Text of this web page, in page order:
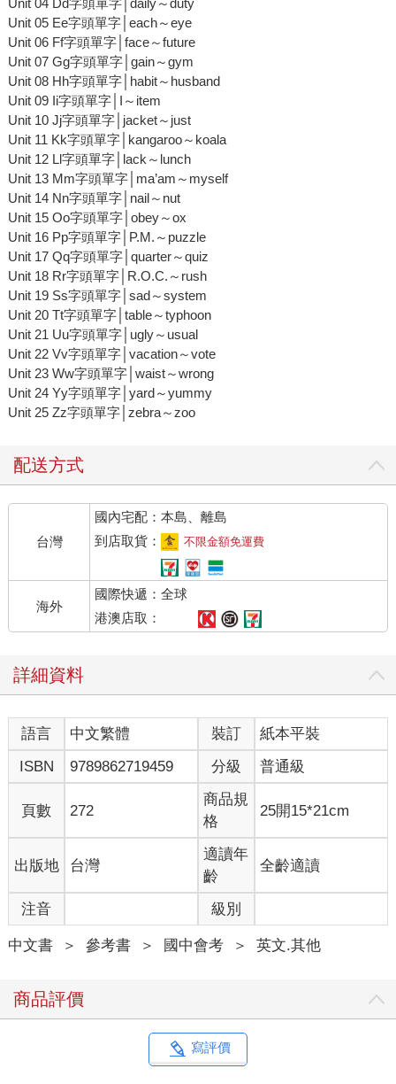
Unit 04 Dd字頭單字│daily～duty
Unit 05 Ee字頭單字│each～eye
Unit 06 Ff字頭單字│face～future
Unit 07 Gg字頭單字│gain～gym
Unit 08 Hh字頭單字│habit～husband
Unit 09 Ii字頭單字│I～item
Unit 10 Jj字頭單字│jacket～just
Unit 11 Kk字頭單字│kangaroo～koala
Unit 12 Ll字頭單字│lack～lunch
Unit 13 Mm字頭單字│ma’am～myself
Unit 14 Nn字頭單字│nail～nut
Unit 15 Oo字頭單字│obey～ox
Unit 16 Pp字頭單字│P.M.～puzzle
Unit 17 Qq字頭單字│quarter～quiz
Unit 18 Rr字頭單字│R.O.C.～rush
Unit 19 Ss字頭單字│sad～system
Unit 20 Tt字頭單字│table～typhoon
Unit 21 Uu字頭單字│ugly～usual
Unit 22 Vv字頭單字│vacation～vote
Unit 23 Ww字頭單字│waist～wrong
Unit 24 Yy字頭單字│yard～yummy
Unit 25 Zz字頭單字│zebra～zoo
配送方式
台灣
國內宅配：本島、離島
到店取貨：
不限金額免運費
海外
國際快遞：全球
港澳店取：
詳細資料
語言 中文繁體 裝訂
紙本平裝
ISBN
9789862719459 分級 普通級
頁數 272
商品規
格
25開15*21cm
出版地 台灣
適讀年
齡
全齡適讀
注音 級別
中文書 ＞ 參考書 ＞ 國中會考 ＞ 英文.其他
商品評價
寫評價